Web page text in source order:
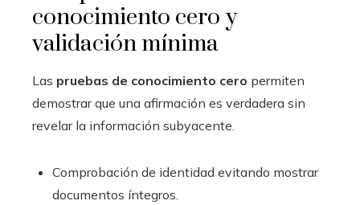
conocimiento cero y
validación mínima
Las pruebas de conocimiento cero permiten
demostrar que una afirmación es verdadera sin
revelar la información subyacente.
Comprobación de identidad evitando mostrar
documentos íntegros.